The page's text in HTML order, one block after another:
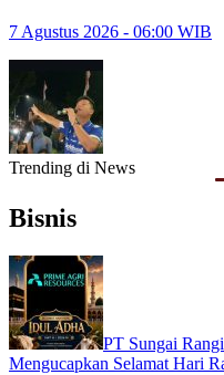
7 Agustus 2026 - 06:00 WIB
Trending di News
Bisnis
PT Sungai
Mengucapkan Selamat Hari